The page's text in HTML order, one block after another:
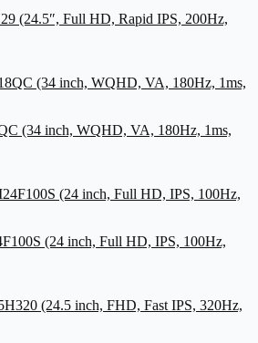
(24.5″, Full HD, Rapid IPS, 200Hz,
(34 inch, WQHD, VA, 180Hz, 1ms,
(24 inch, Full HD, IPS, 100Hz,